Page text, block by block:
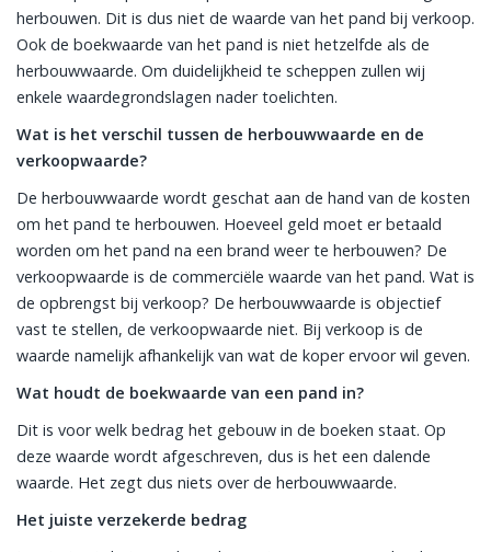
herbouwen. Dit is dus niet de waarde van het pand bij verkoop.
Ook de boekwaarde van het pand is niet hetzelfde als de
herbouwwaarde. Om duidelijkheid te scheppen zullen wij
enkele waardegrondslagen nader toelichten.
Wat is het verschil tussen de herbouwwaarde en de
verkoopwaarde?
De herbouwwaarde wordt geschat aan de hand van de kosten
om het pand te herbouwen. Hoeveel geld moet er betaald
worden om het pand na een brand weer te herbouwen? De
verkoopwaarde is de commerciële waarde van het pand. Wat is
de opbrengst bij verkoop? De herbouwwaarde is objectief
vast te stellen, de verkoopwaarde niet. Bij verkoop is de
waarde namelijk afhankelijk van wat de koper ervoor wil geven.
Wat houdt de boekwaarde van een pand in?
Dit is voor welk bedrag het gebouw in de boeken staat. Op
deze waarde wordt afgeschreven, dus is het een dalende
waarde. Het zegt dus niets over de herbouwwaarde.
Het juiste verzekerde bedrag